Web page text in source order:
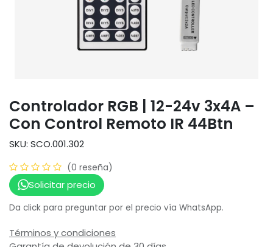
Controlador RGB | 12-24v 3x4A –
Con Control Remoto IR 44Btn
SKU: SCO.001.302
(0 reseña)
Solicitar precio
Da click para preguntar por el precio vía WhatsApp.
Términos y condiciones